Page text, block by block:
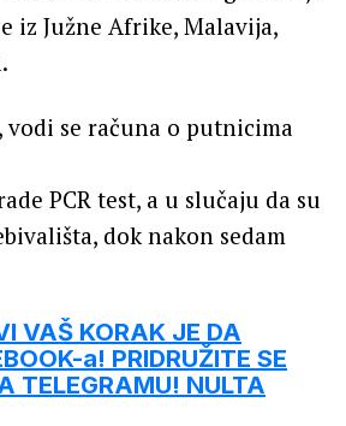
iz Južne Afrike, Malavija,
vodi se računa o putnicima
PCR test, a u slučaju da su
dok nakon sedam
VAŠ KORAK JE DA
a! PRIDRUŽITE SE
TELEGRAMU! NULTA